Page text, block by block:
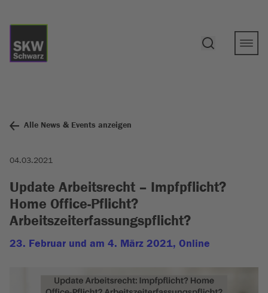
Alle News & Events anzeigen
04.03.2021
Update Arbeitsrecht – Impfpflicht?
Home Office-Pflicht?
Arbeitszeiterfassungspflicht?
23. Februar und am 4. März 2021, Online